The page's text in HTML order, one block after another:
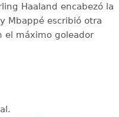
Haaland encabezó la
Mbappé escribió otra
el máximo goleador